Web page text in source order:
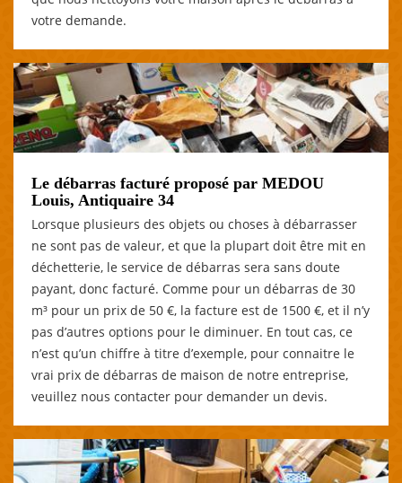
votre demande.
Le débarras facturé proposé par MEDOU
Louis, Antiquaire 34
Lorsque plusieurs des objets ou choses à débarrasser
ne sont pas de valeur, et que la plupart doit être mit en
déchetterie, le service de débarras sera sans doute
payant, donc facturé. Comme pour un débarras de 30
m³ pour un prix de 50 €, la facture est de 1500 €, et il n’y
pas d’autres options pour le diminuer. En tout cas, ce
n’est qu’un chiffre à titre d’exemple, pour connaitre le
vrai prix de débarras de maison de notre entreprise,
veuillez nous contacter pour demander un devis.